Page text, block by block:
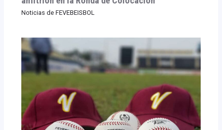
Noticias de FEVEBEISBOL